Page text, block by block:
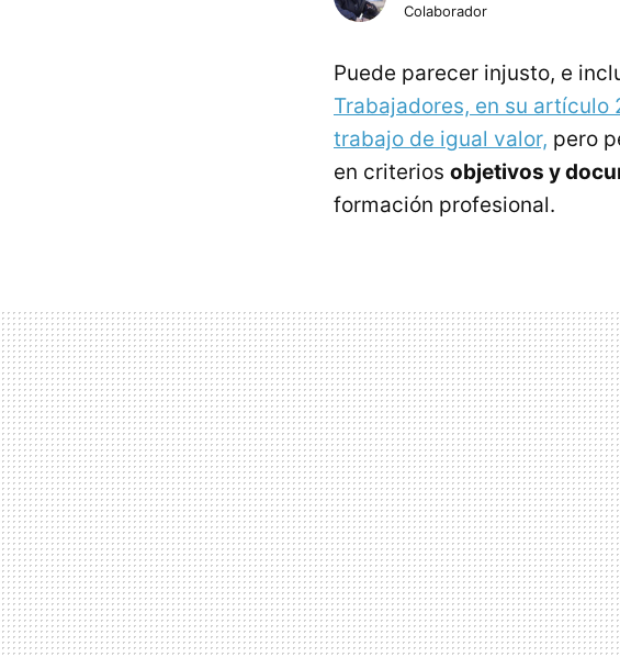
Colaborador
Puede parecer injusto, e
Trabajadores, en su
trabajo de igual valor, pero
en criterios objetivos y
formación profesional.